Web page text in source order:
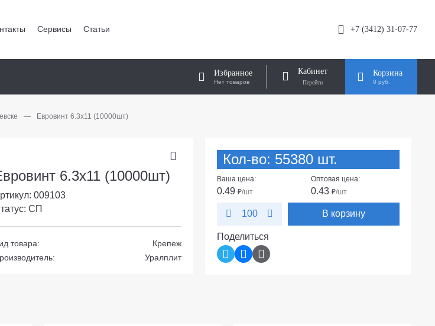
Сервисы Статьи +7 (3412) 31-07-77
Избранное
Нет товаров
Кабинет Корзина
0 руб.
— Евровинт 6.3х11 (10000шт)
Кол-во: 55380 шт.
Ваша цена:
0.49₽/шт
Оптовая цена:
0.43₽/шт
100 В корзину
Поделиться
6.3х11 (10000шт)
009103
СП
товара:
Крепеж
Уралплит